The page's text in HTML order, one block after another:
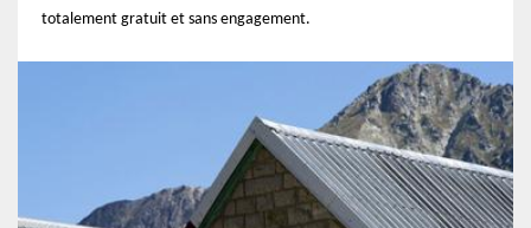
totalement gratuit et sans engagement.